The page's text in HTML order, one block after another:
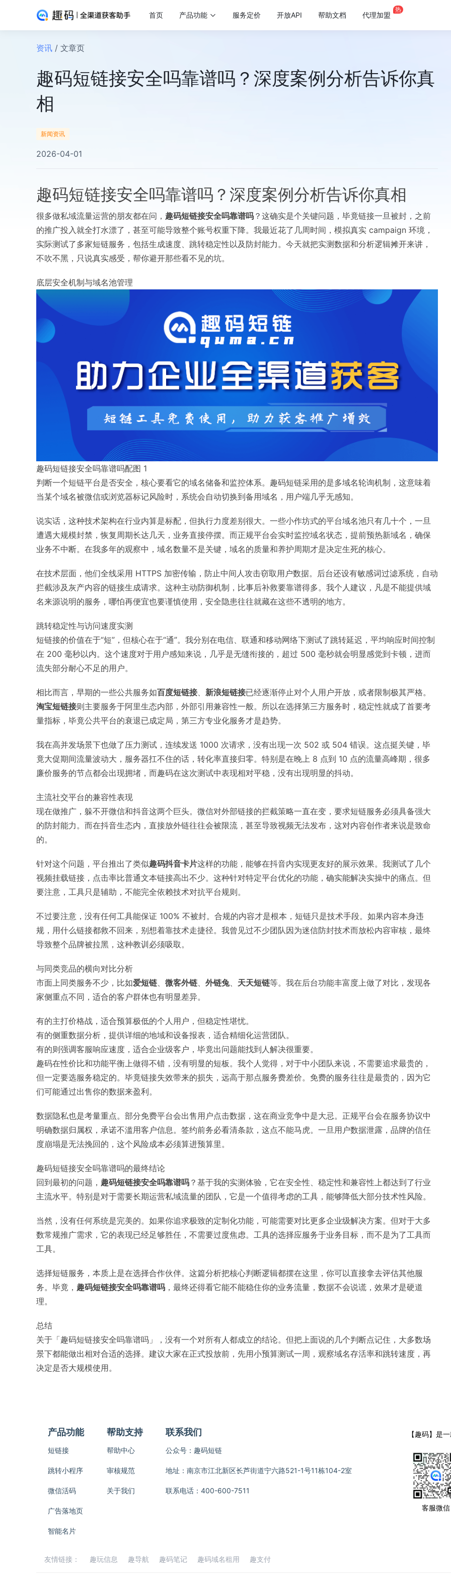
首页 产品功能 服务定价 开放API 帮助文档 代理加盟
热
资讯 / 文章页
趣码短链接安全吗靠谱吗？深度案例分析告诉你真
相
新闻资讯
2026-04-01
趣码短链接安全吗靠谱吗？深度案例分析告诉你真相
很多做私域流量运营的朋友都在问， 趣码短链接安全吗靠谱吗 ？这确实是个关键问题，毕竟链接一旦被封，之前
的推广投入就全打水漂了，甚至可能导致整个账号权重下降。我最近花了几周时间，模拟真实 campaign 环境，
实际测试了多家短链服务，包括生成速度、跳转稳定性以及防封能力。今天就把实测数据和分析逻辑摊开来讲，
不吹不黑，只说真实感受，帮你避开那些看不见的坑。
底层安全机制与域名池管理
趣码短链接安全吗靠谱吗配图 1
判断一个短链平台是否安全，核心要看它的域名储备和监控体系。趣码短链采用的是多域名轮询机制，这意味着
当某个域名被微信或浏览器标记风险时，系统会自动切换到备用域名，用户端几乎无感知。
说实话，这种技术架构在行业内算是标配，但执行力度差别很大。一些小作坊式的平台域名池只有几十个，一旦
遭遇大规模封禁，恢复周期长达几天，业务直接停摆。而正规平台会实时监控域名状态，提前预热新域名，确保
业务不中断。在我多年的观察中，域名数量不是关键，域名的质量和养护周期才是决定生死的核心。
在技术层面，他们全线采用 HTTPS 加密传输，防止中间人攻击窃取用户数据。后台还设有敏感词过滤系统，自动
拦截涉及灰产内容的链接生成请求。这种主动防御机制，比事后补救要靠谱得多。我个人建议，凡是不能提供域
名来源说明的服务，哪怕再便宜也要谨慎使用，安全隐患往往就藏在这些不透明的地方。
跳转稳定性与访问速度实测
短链接的价值在于“短”，但核心在于“通”。我分别在电信、联通和移动网络下测试了跳转延迟，平均响应时间控制
在 200 毫秒以内。这个速度对于用户感知来说，几乎是无缝衔接的，超过 500 毫秒就会明显感觉到卡顿，进而
流失部分耐心不足的用户。
相比而言，早期的一些公共服务如百度短链接、 新浪短链接已经逐渐停止对个人用户开放，或者限制极其严格。
淘宝短链接则主要服务于阿里生态内部，外部引用兼容性一般。所以在选择第三方服务时，稳定性就成了首要考
量指标，毕竟公共平台的衰退已成定局，第三方专业化服务才是趋势。
我在高并发场景下也做了压力测试，连续发送 1000 次请求，没有出现一次 502 或 504 错误。这点挺关键，毕
竟大促期间流量波动大，服务器扛不住的话，转化率直接归零。特别是在晚上 8 点到 10 点的流量高峰期，很多
廉价服务的节点都会出现拥堵，而趣码在这次测试中表现相对平稳，没有出现明显的抖动。
主流社交平台的兼容性表现
现在做推广，躲不开微信和抖音这两个巨头。微信对外部链接的拦截策略一直在变，要求短链服务必须具备强大
的防封能力。而在抖音生态内，直接放外链往往会被限流，甚至导致视频无法发布，这对内容创作者来说是致命
的。
针对这个问题，平台推出了类似趣码抖音卡片这样的功能，能够在抖音内实现更友好的展示效果。我测试了几个
视频挂载链接，点击率比普通文本链接高出不少。这种针对特定平台优化的功能，确实能解决实操中的痛点。但
要注意，工具只是辅助，不能完全依赖技术对抗平台规则。
不过要注意，没有任何工具能保证 100% 不被封。合规的内容才是根本，短链只是技术手段。如果内容本身违
规，用什么链接都救不回来，别想着靠技术走捷径。我曾见过不少团队因为迷信防封技术而放松内容审核，最终
导致整个品牌被拉黑，这种教训必须吸取。
与同类竞品的横向对比分析
市面上同类服务不少，比如爱短链、 微客外链、 外链兔、 天天短链等。我在后台功能丰富度上做了对比，发现各
家侧重点不同，适合的客户群体也有明显差异。
有的主打价格战，适合预算极低的个人用户，但稳定性堪忧。
有的侧重数据分析，提供详细的地域和设备报表，适合精细化运营团队。
有的则强调客服响应速度，适合企业级客户，毕竟出问题能找到人解决很重要。
趣码在性价比和功能平衡上做得不错，没有明显的短板。我个人觉得，对于中小团队来说，不需要追求最贵的，
但一定要选服务稳定的。毕竟链接失效带来的损失，远高于那点服务费差价。免费的服务往往是最贵的，因为它
们可能通过出售你的数据来盈利。
数据隐私也是考量重点。部分免费平台会出售用户点击数据，这在商业竞争中是大忌。正规平台会在服务协议中
明确数据归属权，承诺不滥用客户信息。签约前务必看清条款，这点不能马虎。一旦用户数据泄露，品牌的信任
度崩塌是无法挽回的，这个风险成本必须算进预算里。
趣码短链接安全吗靠谱吗的最终结论
回到最初的问题， 趣码短链接安全吗靠谱吗 ？基于我的实测体验，它在安全性、稳定性和兼容性上都达到了行业
主流水平。特别是对于需要长期运营私域流量的团队，它是一个值得考虑的工具，能够降低大部分技术性风险。
当然，没有任何系统是完美的。如果你追求极致的定制化功能，可能需要对比更多企业级解决方案。但对于大多
数常规推广需求，它的表现已经足够胜任，不需要过度焦虑。工具的选择应服务于业务目标，而不是为了工具而
工具。
选择短链服务，本质上是在选择合作伙伴。这篇分析把核心判断逻辑都摆在这里，你可以直接拿去评估其他服
务。毕竟， 趣码短链接安全吗靠谱吗 ，最终还得看它能不能稳住你的业务流量，数据不会说谎，效果才是硬道
理。
总结
关于「趣码短链接安全吗靠谱吗」，没有一个对所有人都成立的结论。但把上面说的几个判断点记住，大多数场
景下都能做出相对合适的选择。建议大家在正式投放前，先用小预算测试一周，观察域名存活率和跳转速度，再
决定是否大规模使用。
产品功能
短链接
跳转小程序
微信活码
广告落地页
智能名片
帮助支持
帮助中心
审核规范
关于我们
联系我们
公众号：趣码短链
地址：南京市江北新区长芦街道宁六路521-1号11栋104-2室
联系电话：400-600-7511
【趣码】是
客服微信
友情链接： 趣玩信息 趣导航 趣码笔记 趣码域名租用 趣支付